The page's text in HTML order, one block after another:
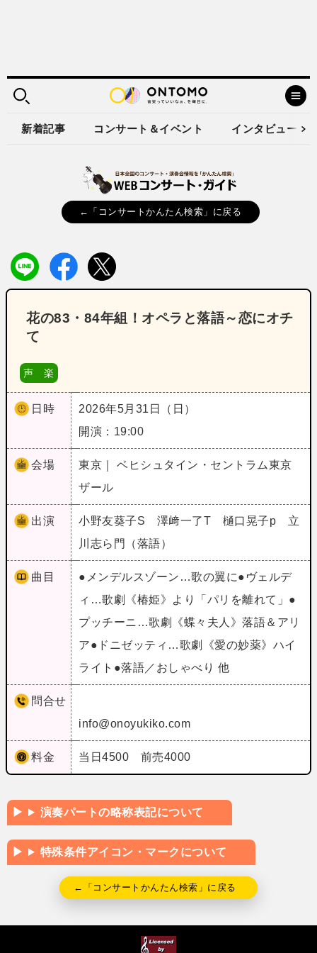
新着記事 コンサート＆イベント インタビュー
←「コンサートかんたん検索」に戻る
花の83・84年組！オペラと落語～恋にオチ
て
声 楽
日時
2026年5月31日（日）
開演：19:00
会場
東京｜ ベヒシュタイン・セントラム東京
ザール
出演
小野友葵子S 澤﨑一了T 樋口晃子p 立
川志ら門（落語）
曲目
●メンデルスゾーン…歌の翼に●ヴェルデ
ィ…歌劇《椿姫》より「パリを離れて」●
プッチーニ…歌劇《蝶々夫人》落語＆アリ
ア●ドニゼッティ…歌劇《愛の妙薬》ハイ
ライト●落語／おしゃべり 他
問合せ
info@onoyukiko.com
料金 当日4500 前売4000
演奏パートの略称表記について
特殊条件アイコン・マークについて
←「コンサートかんたん検索」に戻る